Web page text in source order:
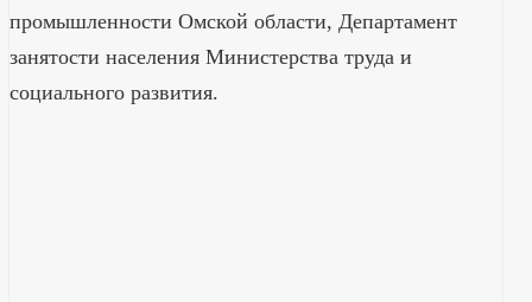
промышленности Омской области, Департамент
занятости населения Министерства труда и
социального развития.